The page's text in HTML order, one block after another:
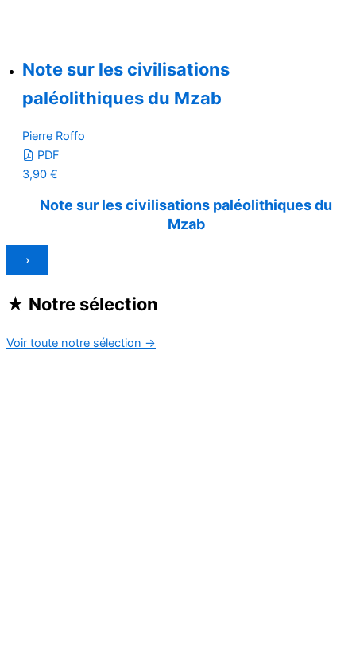
Note sur les civilisations
paléolithiques du Mzab
Pierre Roffo
PDF
3,90 €
Note sur les civilisations paléolithiques du
Mzab
›
★ Notre sélection
Voir toute notre sélection →